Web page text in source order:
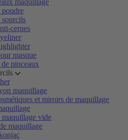
maquillage
poudre
sourcils
cernes
masque
de pinceaux
maquillage
et miroirs de maquillage
maquillage vide
maquillage